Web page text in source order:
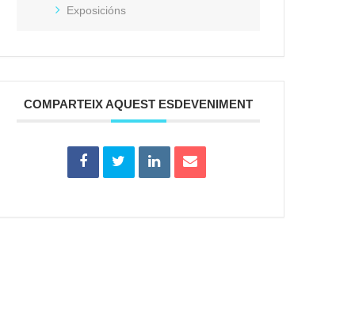
Exposicións
COMPARTEIX AQUEST ESDEVENIMENT